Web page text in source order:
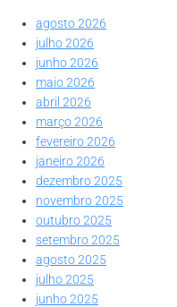
agosto 2026
julho 2026
junho 2026
maio 2026
abril 2026
março 2026
fevereiro 2026
janeiro 2026
dezembro 2025
novembro 2025
outubro 2025
setembro 2025
agosto 2025
julho 2025
junho 2025